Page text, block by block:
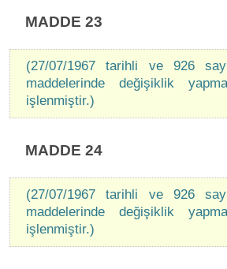
MADDE 23
(27/07/1967 tarihli ve 926
maddelerinde değişiklik
işlenmiştir.)
MADDE 24
(27/07/1967 tarihli ve 926
maddelerinde değişiklik
işlenmiştir.)